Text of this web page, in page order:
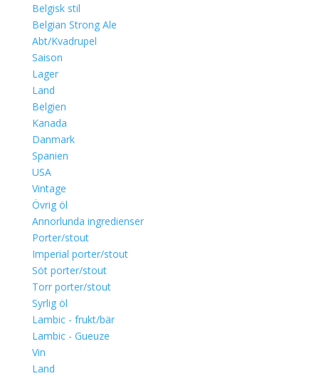
Belgisk stil
Belgian Strong Ale
Abt/Kvadrupel
Saison
Lager
Land
Belgien
Kanada
Danmark
Spanien
USA
Vintage
Övrig öl
Annorlunda ingredienser
Porter/stout
Imperial porter/stout
Söt porter/stout
Torr porter/stout
Syrlig öl
Lambic - frukt/bär
Lambic - Gueuze
Vin
Land